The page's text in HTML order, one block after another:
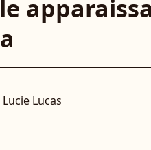
Lucie Lucas